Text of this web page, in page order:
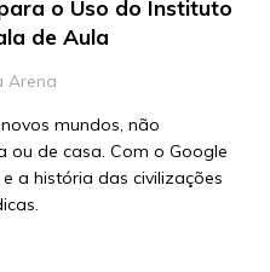
o Uso do Instituto
de Aula
Arena
mundos, não
ou de casa. Com o Google
a história das civilizações